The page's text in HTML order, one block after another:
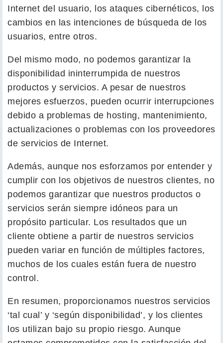
Internet del usuario, los ataques cibernéticos, los
cambios en las intenciones de búsqueda de los
usuarios, entre otros.
Del mismo modo, no podemos garantizar la
disponibilidad ininterrumpida de nuestros
productos y servicios. A pesar de nuestros
mejores esfuerzos, pueden ocurrir interrupciones
debido a problemas de hosting, mantenimiento,
actualizaciones o problemas con los proveedores
de servicios de Internet.
Además, aunque nos esforzamos por entender y
cumplir con los objetivos de nuestros clientes, no
podemos garantizar que nuestros productos o
servicios serán siempre idóneos para un
propósito particular. Los resultados que un
cliente obtiene a partir de nuestros servicios
pueden variar en función de múltiples factores,
muchos de los cuales están fuera de nuestro
control.
En resumen, proporcionamos nuestros servicios
‘tal cual’ y ‘según disponibilidad’, y los clientes
los utilizan bajo su propio riesgo. Aunque